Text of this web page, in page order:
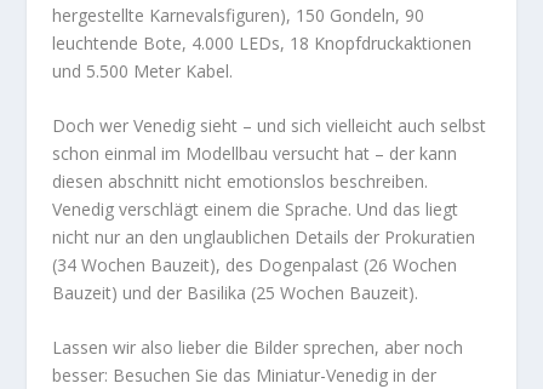
hergestellte Karnevalsfiguren), 150 Gondeln, 90
leuchtende Bote, 4.000 LEDs, 18 Knopfdruckaktionen
und 5.500 Meter Kabel.
Doch wer Venedig sieht – und sich vielleicht auch selbst
schon einmal im Modellbau versucht hat – der kann
diesen abschnitt nicht emotionslos beschreiben.
Venedig verschlägt einem die Sprache. Und das liegt
nicht nur an den unglaublichen Details der Prokuratien
(34 Wochen Bauzeit), des Dogenpalast (26 Wochen
Bauzeit) und der Basilika (25 Wochen Bauzeit).
Lassen wir also lieber die Bilder sprechen, aber noch
besser: Besuchen Sie das Miniatur-Venedig in der